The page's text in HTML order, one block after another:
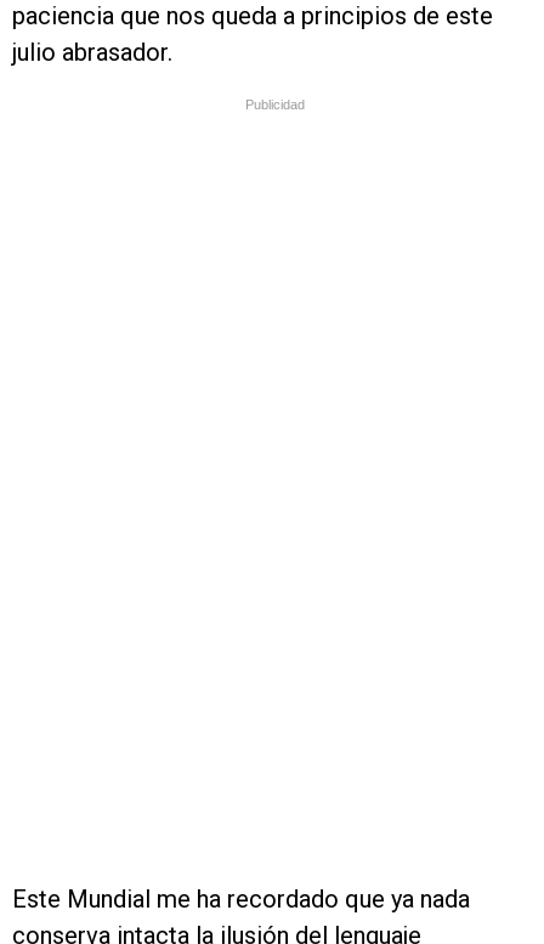
paciencia que nos queda a principios de este
julio abrasador.
Publicidad
Este Mundial me ha recordado que ya nada
conserva intacta la ilusión del lenguaje